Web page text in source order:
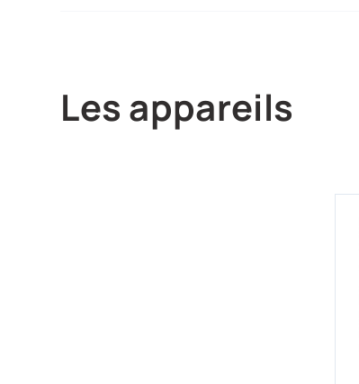
Les appareils